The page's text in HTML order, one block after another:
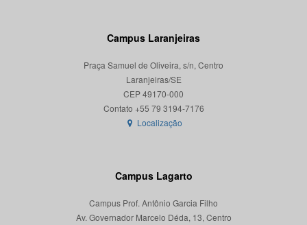
Campus Laranjeiras
Praça Samuel de Oliveira, s/n, Centro
Laranjeiras/SE
CEP 49170-000
Localização
Campus Lagarto
Campus Prof. Antônio Garcia Filho
Av. Governador Marcelo Déda, 13, Centro